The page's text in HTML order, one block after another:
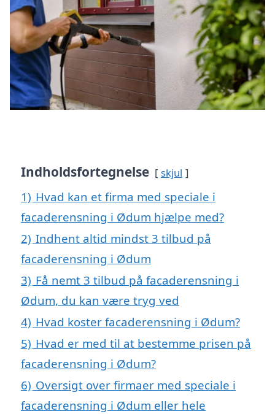
Indholdsfortegnelse skjul
1) Hvad kan et firma med speciale i
facaderensning i Ødum hjælpe med?
2) Indhent altid mindst 3 tilbud på
facaderensning i Ødum
3) Få nemt 3 tilbud på facaderensning i
Ødum, du kan være tryg ved
4) Hvad koster facaderensning i Ødum?
5) Hvad er med til at bestemme prisen på
facaderensning i Ødum?
6) Oversigt over firmaer med speciale i
facaderensning i Ødum eller hele